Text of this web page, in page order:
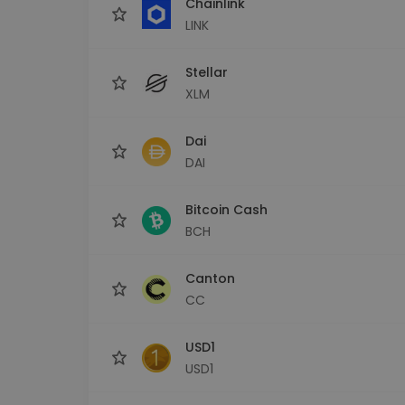
LINK
Stellar
XLM
Dai
DAI
Bitcoin Cash
BCH
Canton
CC
USD1
USD1